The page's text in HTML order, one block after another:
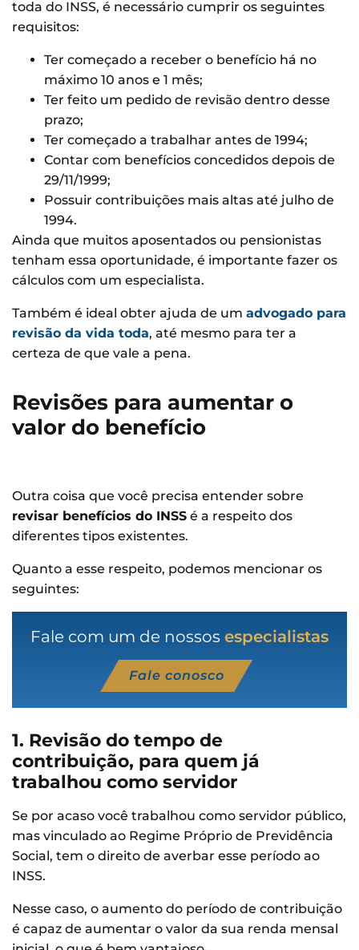
toda do INSS, é necessário cumprir os seguintes
requisitos:
Ter começado a receber o benefício há no
máximo 10 anos e 1 mês;
Ter feito um pedido de revisão dentro desse
prazo;
Ter começado a trabalhar antes de 1994;
Contar com benefícios concedidos depois de
29/11/1999;
Possuir contribuições mais altas até julho de
1994.
Ainda que muitos aposentados ou pensionistas
tenham essa oportunidade, é importante fazer os
cálculos com um especialista.
Também é ideal obter ajuda de um advogado para
revisão da vida toda, até mesmo para ter a
certeza de que vale a pena.
Revisões para aumentar o
valor do benefício
Outra coisa que você precisa entender sobre
revisar benefícios do INSS é a respeito dos
diferentes tipos existentes.
Quanto a esse respeito, podemos mencionar os
seguintes:
Fale com um de nossos especialistas
Fale conosco
1. Revisão do tempo de
contribuição, para quem já
trabalhou como servidor
Se por acaso você trabalhou como servidor público,
mas vinculado ao Regime Próprio de Previdência
Social, tem o direito de averbar esse período ao
INSS.
Nesse caso, o aumento do período de contribuição
é capaz de aumentar o valor da sua renda mensal